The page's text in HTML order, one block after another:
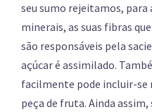
seu sumo rejeitamos, para
minerais, as suas fibras
são responsáveis pela
açúcar é assimilado.
facilmente pode incluir-se
peça de fruta. Ainda